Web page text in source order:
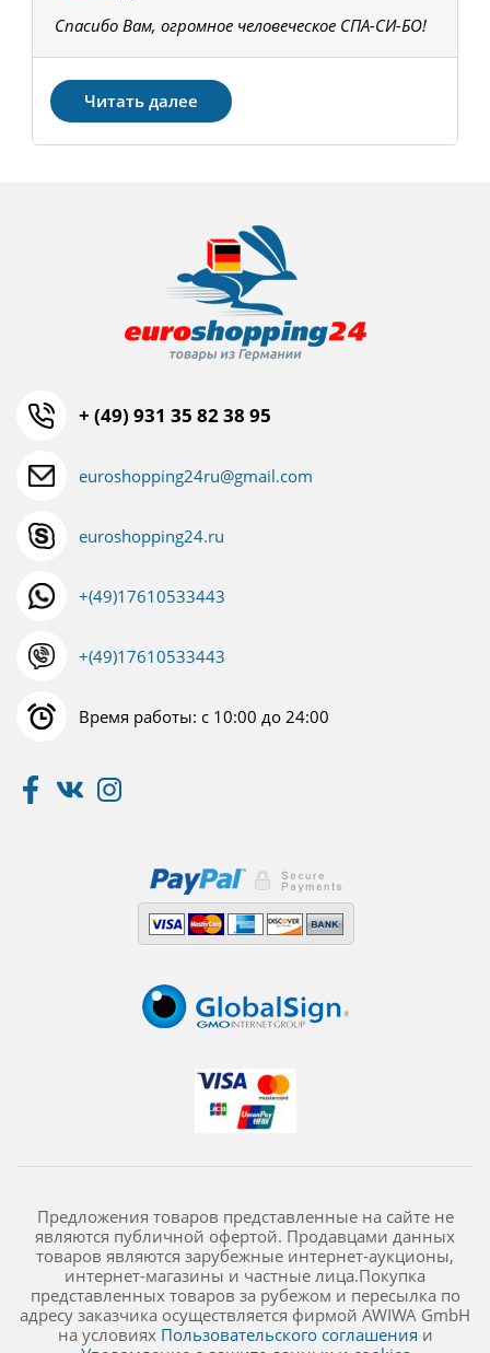
Спасибо Вам, огромное человеческое СПА-СИ-БО!
Читать далее
+ (49) 931 35 82 38 95
euroshopping24ru@gmail.com
euroshopping24.ru
+(49)17610533443
+(49)17610533443
Время работы: с 10:00 до 24:00
Предложения товаров представленные на сайте не
являются публичной офертой. Продавцами данных
товаров являются зарубежные интернет-аукционы,
интернет-магазины и частные лица.Покупка
представленных товаров за рубежом и пересылка по
адресу заказчика осуществляется фирмой AWIWA GmbH
на условиях Пользовательского соглашения и